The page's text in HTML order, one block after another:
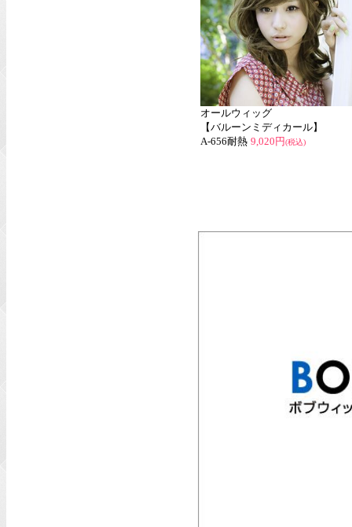
オールウィッグ
【バルーンミディカール】
A-656耐熱 9,020円(税込)